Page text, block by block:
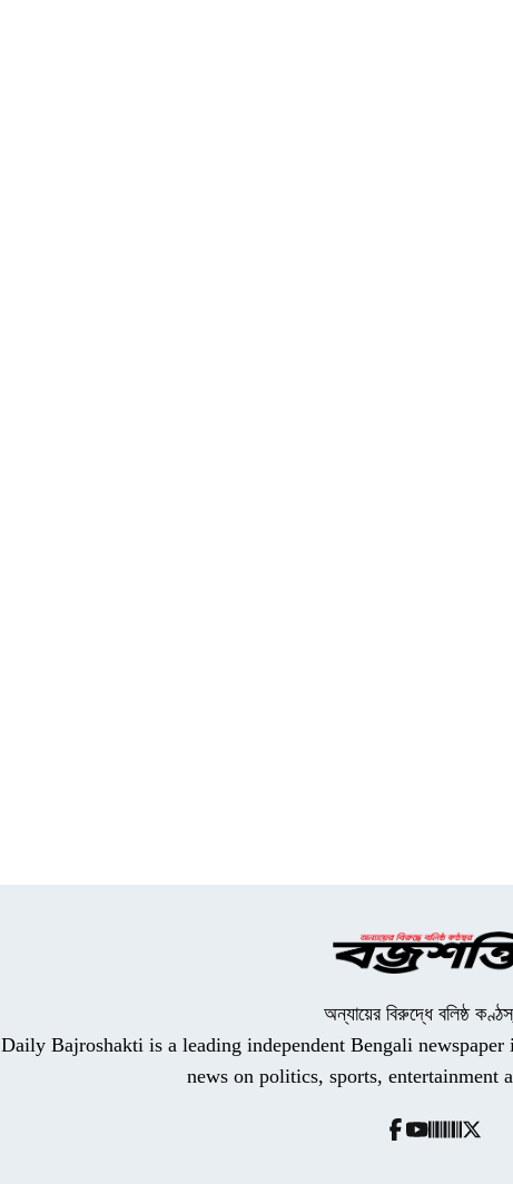
অন্যায়ের বিরুদ্ধে বলিষ্ঠ
Daily Bajroshakti is a leading independent Bengali newspaper
news on politics, sports, entertainment